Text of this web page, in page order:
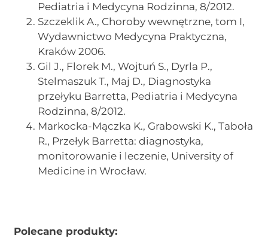
Pediatria i Medycyna Rodzinna, 8/2012.
Szczeklik A., Choroby wewnętrzne, tom I,
Wydawnictwo Medycyna Praktyczna,
Kraków 2006.
Gil J., Florek M., Wojtuń S., Dyrla P.,
Stelmaszuk T., Maj D., Diagnostyka
przełyku Barretta, Pediatria i Medycyna
Rodzinna, 8/2012.
Markocka-Mączka K., Grabowski K., Taboła
R., Przełyk Barretta: diagnostyka,
monitorowanie i leczenie, University of
Medicine in Wrocław.
Polecane produkty: